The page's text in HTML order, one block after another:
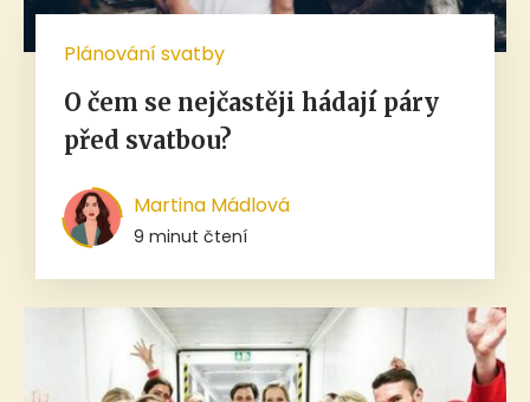
Plánování svatby
O čem se nejčastěji hádají páry
před svatbou?
Martina Mádlová
9 minut čtení